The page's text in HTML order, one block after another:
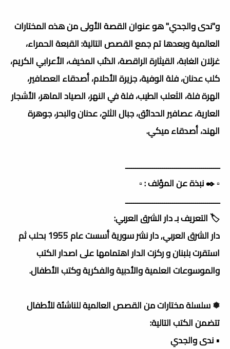
و"ندى والجدي" هو عنوان القصة الأولى من هذه المختارات
العالمية وبعدها تم جمع القصص التالية: القبعة الحمراء،
غزلان الغابة، القيثارة الراقصة، الذئب المخيف، الأعرابي الكريم،
كلب عدنان، فلة الوفية، جزيرة الأحلام، أصدقاء العصافير،
الهرة فلة، الثعلب الطيب، فلة في النهر، الصياد الماهر، الأشجار
العارية، عصافير الحدائق، جبال الثلج، عدنان والبحر، جوهرة
الهند، أصدقاء ميكي.
ــــــــــــــــــــــــــــــــــــــــــــــ
▫️ ✒️ نبذة عن المؤلف : ▫️
ــــــــــــــــــــــــــــــــــــــــــــــ
🏷️ التعريف بـ دار الشرق العربي:
دار الشرق العربي, دار نشر سورية أسست عام 1955 بحلب ثم
استقرت بلبنان و ركزت الدار اهتمامها على اصدار الكتب
والموسوعات العلمية والأدبية والفكرية وكتب الأطفال.
❅ سلسلة مختارات من القصص العالمية للناشئة للأطفال
تتضمن الكتب التالية:
• ندى والجدي